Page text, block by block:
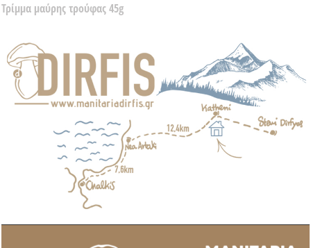
Τρίμμα μαύρης τρούφας 45g